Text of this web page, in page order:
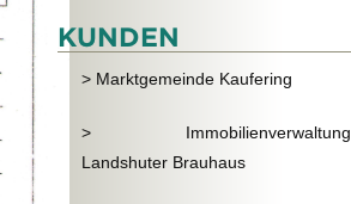
KUNDEN
> Marktgemeinde Kaufering
> Immobilienverwaltung
Landshuter Brauhaus